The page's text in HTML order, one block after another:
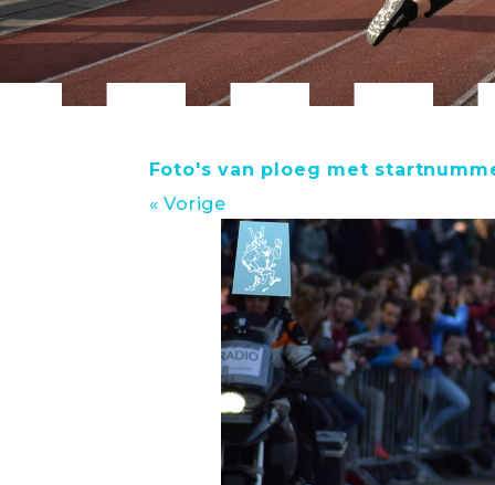
Foto's van ploeg met
« Vorige